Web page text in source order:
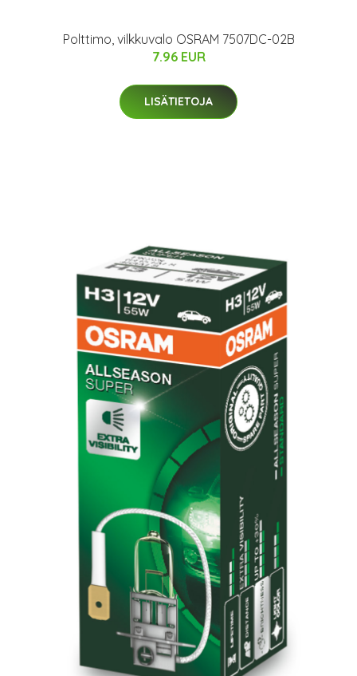
Polttimo, vilkkuvalo OSRAM 7507DC-02B
7.96 EUR
LISÄTIETOJA